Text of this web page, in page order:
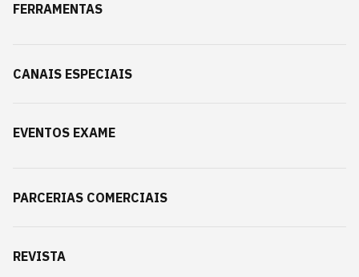
FERRAMENTAS
CANAIS ESPECIAIS
EVENTOS EXAME
PARCERIAS COMERCIAIS
REVISTA